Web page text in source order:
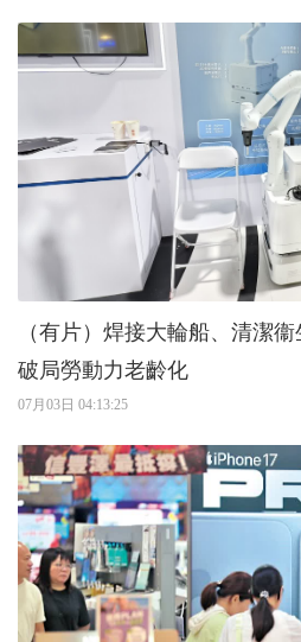
（有片）焊接大輪船、清潔
破局勞動力老齡化
07月03日 04:13:25